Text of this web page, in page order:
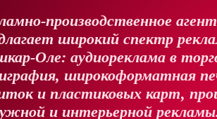
производственное
широкий спектр
Оле: аудиореклама в
широкоформатная
и пластиковых карт,
и интерьерной